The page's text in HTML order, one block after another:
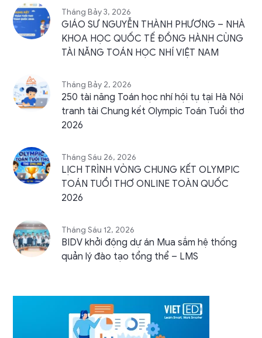
Tháng Bảy 3, 2026
GIÁO SƯ NGUYỄN THÀNH PHƯƠNG – NHÀ
KHOA HỌC QUỐC TẾ ĐỒNG HÀNH CÙNG
TÀI NĂNG TOÁN HỌC NHÍ VIỆT NAM
Tháng Bảy 2, 2026
250 tài năng Toán học nhí hội tụ tại Hà Nội
tranh tài Chung kết Olympic Toán Tuổi thơ
2026
Tháng Sáu 26, 2026
LỊCH TRÌNH VÒNG CHUNG KẾT OLYMPIC
TOÁN TUỔI THƠ ONLINE TOÀN QUỐC
2026
Tháng Sáu 12, 2026
BIDV khởi động dự án Mua sắm hệ thống
quản lý đào tạo tổng thể – LMS